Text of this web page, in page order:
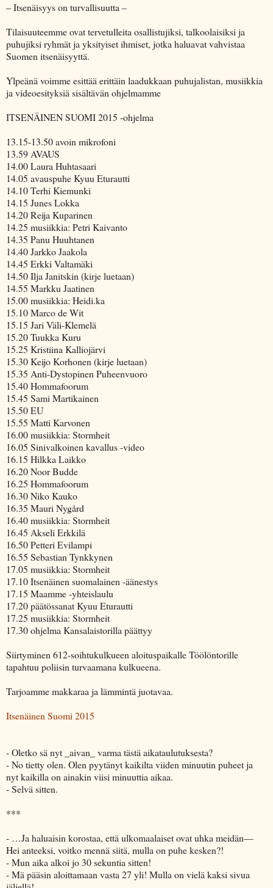
– Itsenäisyys on turvallisuutta –
Tilaisuuteemme ovat tervetulleita osallistujiksi, talkoolaisiksi ja
puhujiksi ryhmät ja yksityiset ihmiset, jotka haluavat vahvistaa
Suomen itsenäisyyttä.
Ylpeänä voimme esittää erittäin laadukkaan puhujalistan, musiikkia
ja videoesityksiä sisältävän ohjelmamme
ITSENÄINEN SUOMI 2015 -ohjelma
13.15-13.50 avoin mikrofoni
13.59 AVAUS
14.00 Laura Huhtasaari
14.05 avauspuhe Kyuu Eturautti
14.10 Terhi Kiemunki
14.15 Junes Lokka
14.20 Reija Kuparinen
14.25 musiikkia: Petri Kaivanto
14.35 Panu Huuhtanen
14.40 Jarkko Jaakola
14.45 Erkki Valtamäki
14.50 Ilja Janitskin (kirje luetaan)
14.55 Markku Jaatinen
15.00 musiikkia: Heidi.ka
15.10 Marco de Wit
15.15 Jari Väli-Klemelä
15.20 Tuukka Kuru
15.25 Kristiina Kalliojärvi
15.30 Keijo Korhonen (kirje luetaan)
15.35 Anti-Dystopinen Puheenvuoro
15.40 Hommafoorum
15.45 Sami Martikainen
15.50 EU
15.55 Matti Karvonen
16.00 musiikkia: Stormheit
16.05 Sinivalkoinen kavallus -video
16.15 Hilkka Laikko
16.20 Noor Budde
16.25 Hommafoorum
16.30 Niko Kauko
16.35 Mauri Nygård
16.40 musiikkia: Stormheit
16.45 Akseli Erkkilä
16.50 Petteri Evilampi
16.55 Sebastian Tynkkynen
17.05 musiikkia: Stormheit
17.10 Itsenäinen suomalainen -äänestys
17.15 Maamme -yhteislaulu
17.20 päätössanat Kyuu Eturautti
17.25 musiikkia: Stormheit
17.30 ohjelma Kansalaistorilla päättyy
Siirtyminen 612-soihtukulkueen aloituspaikalle Töölöntorille
tapahtuu poliisin turvaamana kulkueena.
Tarjoamme makkaraa ja lämmintä juotavaa.
Itsenäinen Suomi 2015
- Oletko sä nyt _aivan_ varma tästä aikataulutuksesta?
- No tietty olen. Olen pyytänyt kaikilta viiden minuutin puheet ja
nyt kaikilla on ainakin viisi minuuttia aikaa.
- Selvä sitten.
***
- …Ja haluaisin korostaa, että ulkomaalaiset ovat uhka meidän—
Hei anteeksi, voitko mennä siitä, mulla on puhe kesken?!
- Mun aika alkoi jo 30 sekuntia sitten!
- Mä pääsin aloittamaan vasta 27 yli! Mulla on vielä kaksi sivua